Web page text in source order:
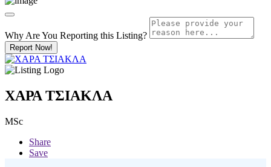
Why Are You Reporting this Listing?
Report Now!
ΧΑΡΑ ΤΣΙΑΚΛΑ
MSc
Share
Save